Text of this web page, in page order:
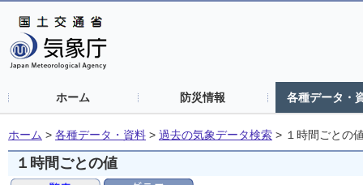
ホーム 防災情報 各種データ・
ホーム > 各種データ・資料 > 過去の気象データ検索 > １時間ごとの
１時間ごとの値